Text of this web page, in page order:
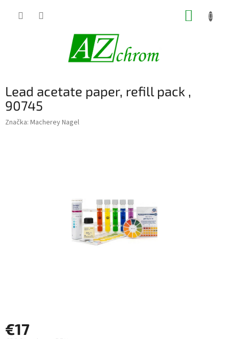
Lead acetate paper, refill pack ,
90745
Značka: Macherey Nagel
€17